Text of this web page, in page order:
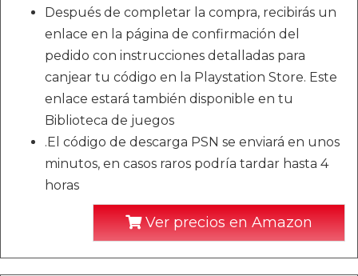
Después de completar la compra, recibirás un
enlace en la página de confirmación del
pedido con instrucciones detalladas para
canjear tu código en la Playstation Store. Este
enlace estará también disponible en tu
Biblioteca de juegos
.El código de descarga PSN se enviará en unos
minutos, en casos raros podría tardar hasta 4
horas
Ver precios en Amazon